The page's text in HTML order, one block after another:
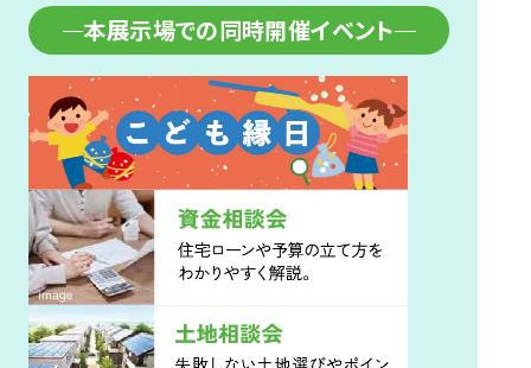
家づくりコラム
よくある質問
セキスイハイムまちづくりプロジェクト
会社情報
会社概要
採用情報
セキスイファミエス中四国株式会社
中四国セキスイハイム不動産株式会社
お問い合わせフォームはこちら
本展示場での同時開催イベント